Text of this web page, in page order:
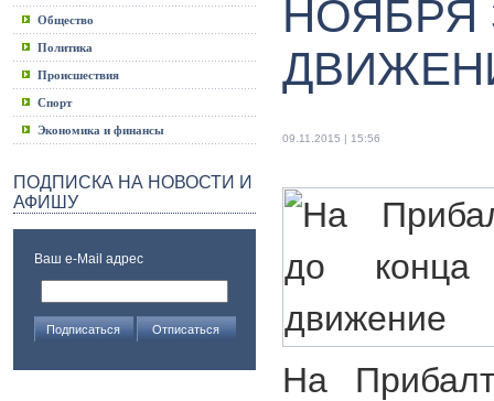
Общество
Политика
Происшествия
Спорт
Экономика и финансы
ПОДПИСКА НА НОВОСТИ И
АФИШУ
Ваш e-Mail адрес
НОЯБРЯ
09.11.2015 | 15:56
На